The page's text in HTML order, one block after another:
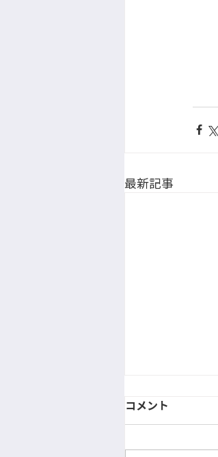
最新記事
コメント